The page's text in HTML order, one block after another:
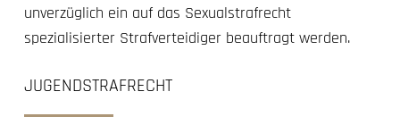
unverzüglich ein auf das Sexualstrafrecht
spezialisierter Strafverteidiger beauftragt werden.
JUGENDSTRAFRECHT